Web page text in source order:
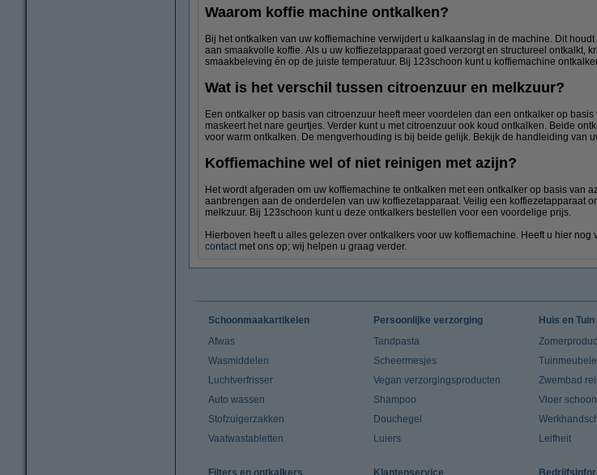
Waarom koffie machine ontkalken?
Bij het ontkalken van uw koffiemachine verwijdert u kalkaanslag in de machine. Dit
aan smaakvolle koffie. Als u uw koffiezetapparaat goed verzorgt en structureel ontkalkt,
smaakbeleving én op de juiste temperatuur. Bij 123schoon kunt u koffiemachine
Wat is het verschil tussen citroenzuur en melkzuur?
Een ontkalker op basis van citroenzuur heeft meer voordelen dan een ontkalker op
maskeert het nare geurtjes. Verder kunt u met citroenzuur ook koud ontkalken. Beide
voor warm ontkalken. De mengverhouding is bij beide gelijk. Bekijk de handleiding van
Koffiemachine wel of niet reinigen met azijn?
Het wordt afgeraden om uw koffiemachine te ontkalken met een ontkalker op basis van
aanbrengen aan de onderdelen van uw koffiezetapparaat. Veilig een koffiezetapparaat
melkzuur. Bij 123schoon kunt u deze ontkalkers bestellen voor een voordelige prijs.
Hierboven heeft u alles gelezen over ontkalkers voor uw koffiemachine. Heeft u hier
contact met ons op; wij helpen u graag verder.
Schoonmaakartikelen
Afwas
Wasmiddelen
Luchtverfrisser
Auto wassen
Stofzuigerzakken
Vaatwastabletten
Persoonlijke verzorging
Tandpasta
Scheermesjes
Vegan verzorgingsproducten
Shampoo
Douchegel
Luiers
Huis en Tuin
Zwembad
Vloer
Leifheit
Filters en ontkalkers Klantenservice